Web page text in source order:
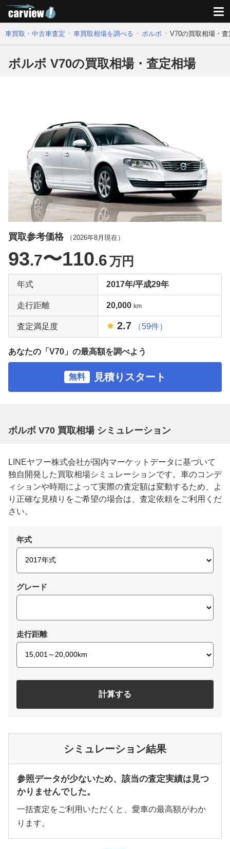
車買取・中古車査定 車買取相場を調べる ボルボ V70の買取相場・
ボルボ V70の買取相場・査定相場
買取参考価格 （ 2026年8月 現在）
93.7〜110.6万円
年式 2017年/平成29年
走行距離 20,000 km
査定満足度 2.7 （59件）
あなたの「V70」の最高額を調べよう
無料 見積りスタート
ボルボ V70 買取相場 シミュレーション
LINEヤフー株式会社が国内マーケットデータに基づいて
独自開発した買取相場シミュレーションです。車のコンデ
ィションや時期によって実際の査定額は変動するため、よ
り正確な見積りをご希望の場合は、査定依頼をご利用くだ
さい。
年式
グレード
走行距離
計算する
シミュレーション結果
参照データが少ないため、該当の査定実績は見つ
かりませんでした。
一括査定をご利用いただくと、愛車の最高額がわか
ります。